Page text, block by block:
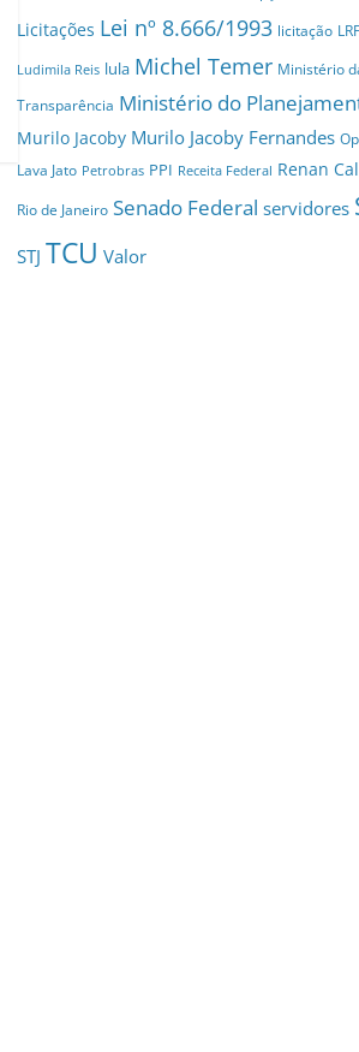
Licitações Lei nº 8.666/1993 licitação LRF
Ludimila Reis lula Michel Temer Ministério
Transparência Ministério do
Murilo Jacoby Murilo Jacoby Fernandes
Lava Jato Petrobras PPI Receita Federal Renan
Rio de Janeiro Senado Federal servidores
STJ TCU Valor